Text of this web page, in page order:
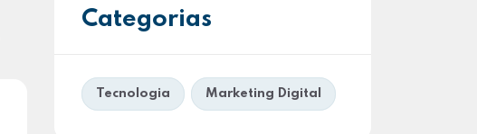
Categorias
Tecnologia Marketing Digital